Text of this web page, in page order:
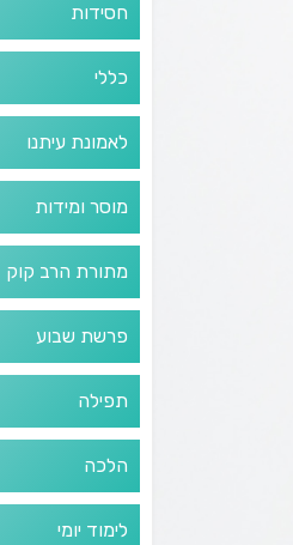
חסידות
כללי
לאמונת עיתנו
מוסר ומידות
מתורת הרב קוק
פרשת שבוע
תפילה
הלכה
לימוד יומי